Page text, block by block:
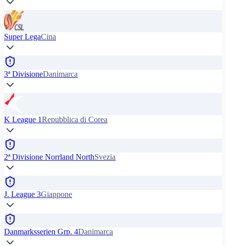
Super LegaCina
3ª DivisioneDanimarca
K League 1Repubblica di Corea
2ª Divisione Norrland NorthSvezia
J. League 3Giappone
Danmarksserien Grp. 4Danimarca